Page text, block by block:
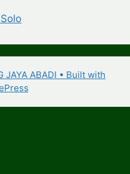
JAYA ABADI • Built with